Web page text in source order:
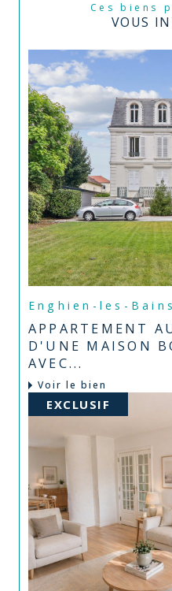
Ces biens
VOUS
Enghien-les-
APPARTEMENT
D'UNE MAISON
AVEC...
Voir le bien
EXCLUSIF